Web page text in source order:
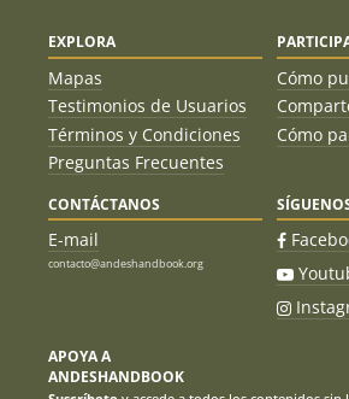
EXPLORA
Mapas
Testimonios de Usuarios
Términos y Condiciones
Preguntas Frecuentes
Cómo
Cómo
CONTÁCTANOS
E-mail
contacto@andeshandbook.org
APOYA A
ANDESHANDBOOK